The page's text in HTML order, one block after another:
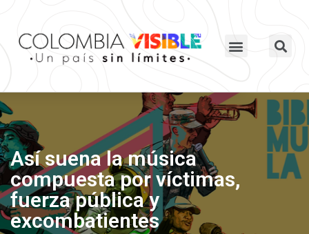
Así suena la música
compuesta por víctimas,
fuerza pública y
excombatientes